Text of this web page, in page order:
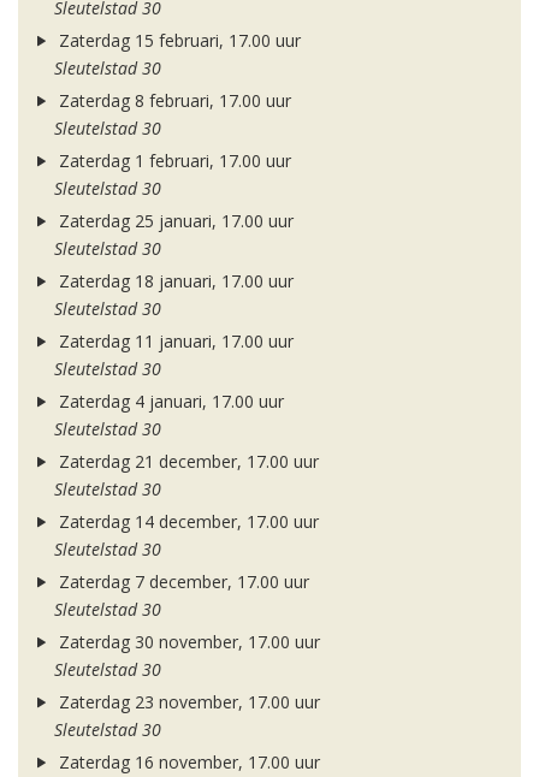
Sleutelstad 30
Zaterdag 15 februari, 17.00 uur
Sleutelstad 30
Zaterdag 8 februari, 17.00 uur
Sleutelstad 30
Zaterdag 1 februari, 17.00 uur
Sleutelstad 30
Zaterdag 25 januari, 17.00 uur
Sleutelstad 30
Zaterdag 18 januari, 17.00 uur
Sleutelstad 30
Zaterdag 11 januari, 17.00 uur
Sleutelstad 30
Zaterdag 4 januari, 17.00 uur
Sleutelstad 30
Zaterdag 21 december, 17.00 uur
Sleutelstad 30
Zaterdag 14 december, 17.00 uur
Sleutelstad 30
Zaterdag 7 december, 17.00 uur
Sleutelstad 30
Zaterdag 30 november, 17.00 uur
Sleutelstad 30
Zaterdag 23 november, 17.00 uur
Sleutelstad 30
Zaterdag 16 november, 17.00 uur